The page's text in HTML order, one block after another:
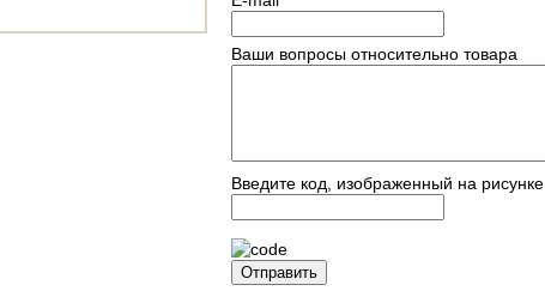
Ваши вопросы относительно товара
Введите код, изображенный на рисунке
Отправить